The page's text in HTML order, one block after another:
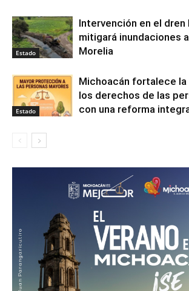
Estado
Intervención en el dren
mitigará inundaciones
Morelia
Estado
Michoacán fortalece
los derechos de las
con una reforma